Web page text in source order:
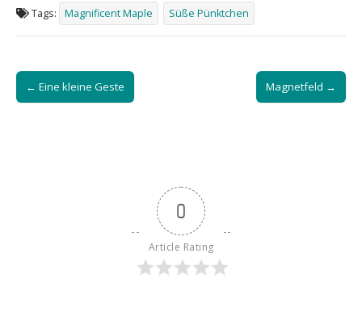
Tags: Magnificent Maple Süße Pünktchen
Post
navigation
← Eine kleine Geste Magnetfeld →
0
Article Rating